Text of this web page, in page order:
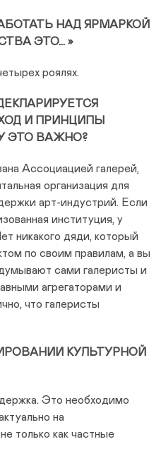
НАД ЯРМАРКОЙ
ЭТО… »
роялях.
И ПРИНЦИПЫ
ЭТО ВАЖНО?
Ассоциацией галерей,
организация для
арт-индустрий. Если
институция, у
никакого дяди, который
по своим правилам, а вы
сами галеристы и
агрегаторами и
что галеристы
КУЛЬТУРНОЙ
Это необходимо
на
только как частные